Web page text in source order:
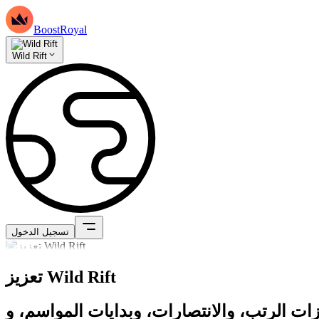
BoostRoyal
Wild Rift
تسجيل الدخول
تعزيز Wild Rift